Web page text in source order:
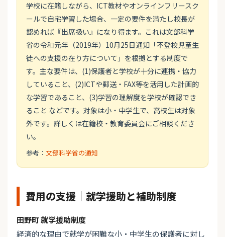
学校に在籍しながら、ICT教材やオンラインフリースク
ールで自宅学習した場合、一定の要件を満たし校長が
認めれば『出席扱い』になり得ます。これは文部科学
省の令和元年（2019年）10月25日通知「不登校児童生
徒への支援の在り方について」を根拠とする制度で
す。主な要件は、(1)保護者と学校が十分に連携・協力
していること、(2)ICTや郵送・FAX等を活用した計画的
な学習であること、(3)学習の理解度を学校が確認でき
ること などです。対象は小・中学生で、高校生は対象
外です。詳しくは在籍校・教育委員会にご相談くださ
い。
参考： 文部科学省の通知
費用の支援｜就学援助と補助制度
田野町 就学援助制度
経済的な理由で就学が困難な小・中学生の保護者に対し